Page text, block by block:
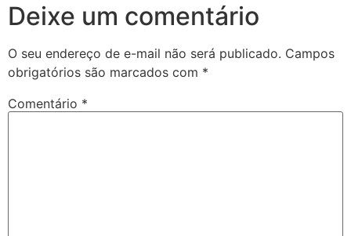
Deixe um comentário
O seu endereço de e-mail não será publicado. Campos
obrigatórios são marcados com *
Comentário *